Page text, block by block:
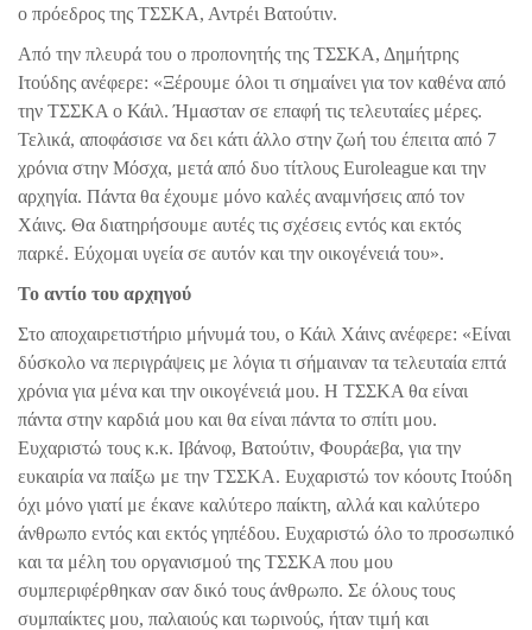
ο πρόεδρος της ΤΣΣΚΑ, Αντρέι Βατούτιν.
Από την πλευρά του ο προπονητής της ΤΣΣΚΑ, Δημήτρης
Ιτούδης ανέφερε: «Ξέρουμε όλοι τι σημαίνει για τον καθένα από
την ΤΣΣΚΑ ο Κάιλ. Ήμασταν σε επαφή τις τελευταίες μέρες.
Τελικά, αποφάσισε να δει κάτι άλλο στην ζωή του έπειτα από 7
χρόνια στην Μόσχα, μετά από δυο τίτλους Euroleagueκαι την
αρχηγία. Πάντα θα έχουμε μόνο καλές αναμνήσεις από τον
Χάινς. Θα διατηρήσουμε αυτές τις σχέσεις εντός και εκτός
παρκέ. Εύχομαι υγεία σε αυτόν και την οικογένειά του».
Το αντίο του αρχηγού
Στο αποχαιρετιστήριο μήνυμά του, ο Κάιλ Χάινς ανέφερε: «Είναι
δύσκολο να περιγράψεις με λόγια τι σήμαιναν τα τελευταία επτά
χρόνια για μένα και την οικογένειά μου. Η ΤΣΣΚΑ θα είναι
πάντα στην καρδιά μου και θα είναι πάντα το σπίτι μου.
Ευχαριστώ τους κ.κ. Ιβάνοφ, Βατούτιν, Φουράεβα, για την
ευκαιρία να παίξω με την ΤΣΣΚΑ. Ευχαριστώ τον κόουτς Ιτούδη
όχι μόνο γιατί με έκανε καλύτερο παίκτη, αλλά και καλύτερο
άνθρωπο εντός και εκτός γηπέδου. Ευχαριστώ όλο το προσωπικό
και τα μέλη του οργανισμού της ΤΣΣΚΑ που μου
συμπεριφέρθηκαν σαν δικό τους άνθρωπο. Σε όλους τους
συμπαίκτες μου, παλαιούς και τωρινούς, ήταν τιμή και